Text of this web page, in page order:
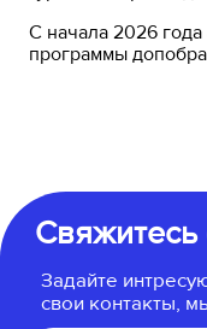
С начала 2026
программы
Свяжитесь
Задайте
свои контакты,